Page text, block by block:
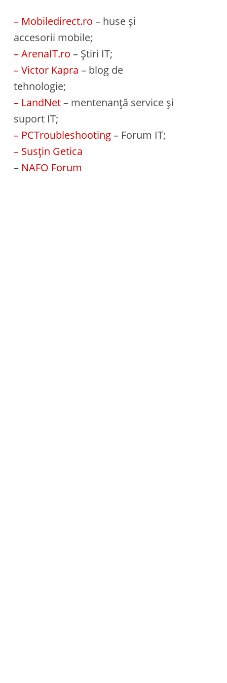
– Mobiledirect.ro – huse și
accesorii mobile;
– ArenaIT.ro – Știri IT;
– Victor Kapra – blog de
tehnologie;
– LandNet– mentenanță service și
suport IT;
– PCTroubleshooting– Forum IT;
– Susțin Getica
– NAFO Forum